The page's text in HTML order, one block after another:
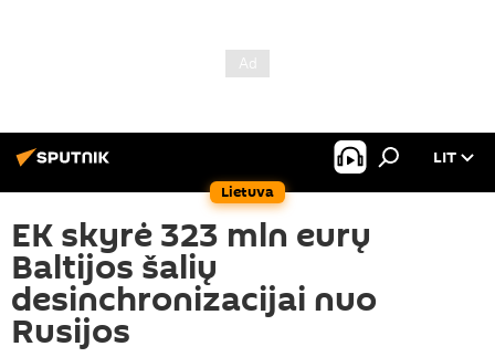
Lietuva
LIT
EK skyrė 323 mln eurų
Baltijos šalių
desinchronizacijai nuo
Rusijos